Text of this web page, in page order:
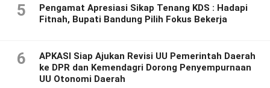
5
Pengamat Apresiasi Sikap Tenang KDS : Hadapi
Fitnah, Bupati Bandung Pilih Fokus Bekerja
6
APKASI Siap Ajukan Revisi UU Pemerintah Daerah
ke DPR dan Kemendagri Dorong Penyempurnaan
UU Otonomi Daerah